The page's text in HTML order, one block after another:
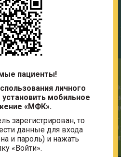
пациенты!
личного
мобильное
«МФК».
зарегистрирован, то
данные для входа
и пароль) и нажать
«Войти».